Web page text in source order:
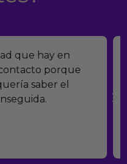
de Google y la
Tienen
sido super atentos